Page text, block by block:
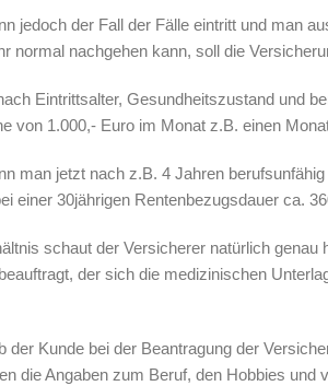
jedoch der Fall der Fälle eintritt und man
normal nachgehen kann, soll die
Eintrittsalter, Gesundheitszustand und
von 1.000,- Euro im Monat z.B. einen
man jetzt nach z.B. 4 Jahren
einer 30jährigen Rentenbezugsdauer ca.
schaut der Versicherer natürlich
der sich die medizinischen
der Kunde bei der Beantragung der
die Angaben zum Beruf, den Hobbies und